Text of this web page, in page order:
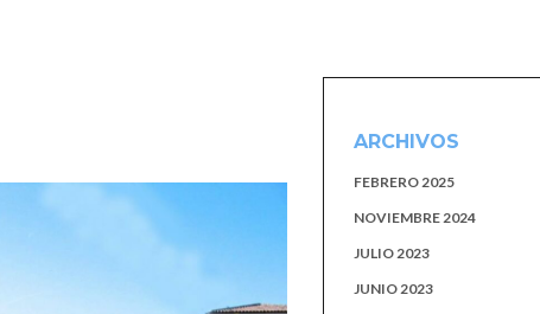
ARCHIVOS
FEBRERO 2025
NOVIEMBRE 2024
JULIO 2023
JUNIO 2023